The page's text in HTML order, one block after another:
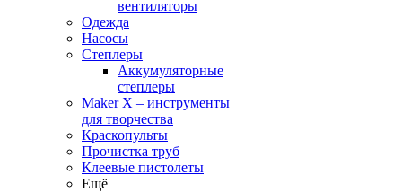
вентиляторы
Одежда
Насосы
Степлеры
Аккумуляторные
степлеры
Maker X – инструменты
для творчества
Краскопульты
Прочистка труб
Клеевые пистолеты
Ещё